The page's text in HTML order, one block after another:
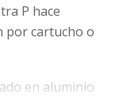
P hace
por cartucho o
en aluminio